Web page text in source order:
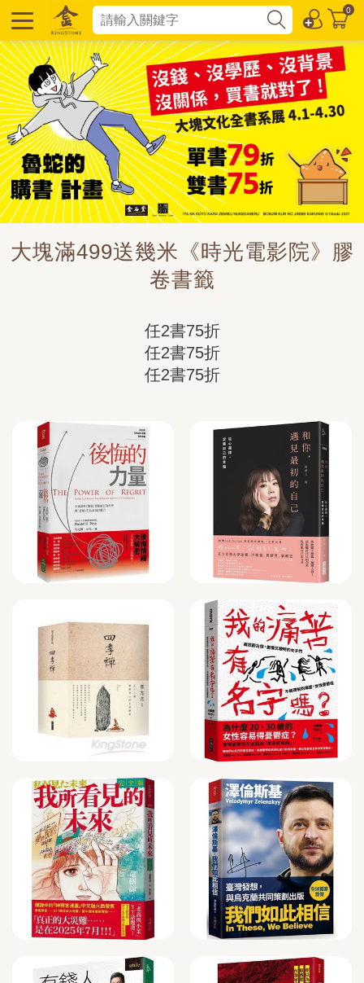
0
大塊滿499送幾米《時光電影院》膠
卷書籤
任2書75折
任2書75折
任2書75折